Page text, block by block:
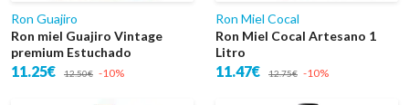
Ron Guajiro
Ron miel Guajiro Vintage
premium Estuchado
11.25€ 12.50€ -10%
Ron Miel Cocal
Ron Miel Cocal Artesano 1
Litro
11.47€ 12.75€ -10%